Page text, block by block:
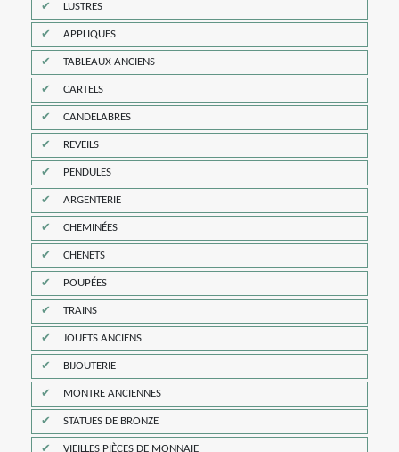
LUSTRES
APPLIQUES
TABLEAUX ANCIENS
CARTELS
CANDELABRES
REVEILS
PENDULES
ARGENTERIE
CHEMINÉES
CHENETS
POUPÉES
TRAINS
JOUETS ANCIENS
BIJOUTERIE
MONTRE ANCIENNES
STATUES DE BRONZE
VIEILLES PIÈCES DE MONNAIE